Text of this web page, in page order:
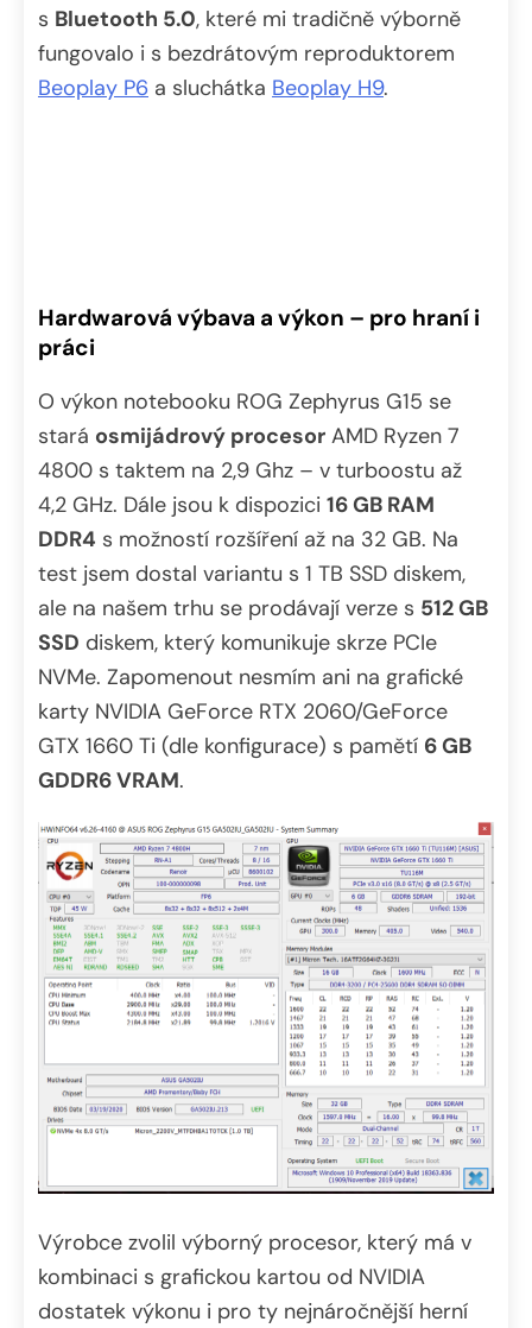
s Bluetooth 5.0, které mi tradičně výborně
fungovalo i s bezdrátovým reproduktorem
Beoplay P6 a sluchátka Beoplay H9.
Hardwarová výbava a výkon – pro hraní i
práci
O výkon notebooku ROG Zephyrus G15 se
stará osmijádrový procesor AMD Ryzen 7
4800 s taktem na 2,9 Ghz – v turboostu až
4,2 GHz. Dále jsou k dispozici 16 GB RAM
DDR4 s možností rozšíření až na 32 GB. Na
test jsem dostal variantu s 1 TB SSD diskem,
ale na našem trhu se prodávají verze s 512 GB
SSD diskem, který komunikuje skrze PCIe
NVMe. Zapomenout nesmím ani na grafické
karty NVIDIA GeForce RTX 2060/GeForce
GTX 1660 Ti (dle konfigurace) s pamětí 6 GB
GDDR6 VRAM.
Výrobce zvolil výborný procesor, který má v
kombinaci s grafickou kartou od NVIDIA
dostatek výkonu i pro ty nejnáročnější herní